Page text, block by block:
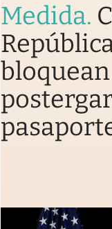
Medida.